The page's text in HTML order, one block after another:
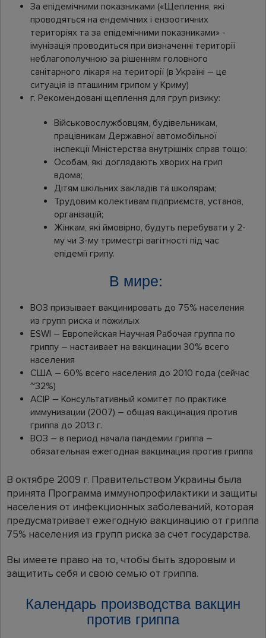
За епідемічними показниками («Щеплення, які
проводяться на ендемічних і ензоотичних
територіях та за епідемічними показниками» -
імунізація проводиться при визначенні території
неблагополучною за рішенням головного
санітарного лікаря на території (в Україні – це
ситуація із пташиним грипом у Криму)
г. Рекомендовані щеплення для груп ризику:
Військовослужбовцям, будівельникам,
працівникам Державної автомобільної
інспекції Міністерства внутрішніх справ тощо;
Особам, які доглядають хворих на грип
вдома;
Дітям шкільних закладів та школярам;
Трудовим колективам підприємств, установ,
організацій;
Жінкам, які ймовірно, будуть перебувати у 2-
му чи 3-му триместрі вагітності під час
епідемії грипу.
В мире:
ВОЗ призывает вакцинировать до 75% населения
из групп риска и пожилых
ESWI – Европейская Научная Рабочая группа по
гриппу – настаивает на вакцинации 30% всего
населения
США – 60% всего населения до 2010 года (сейчас
~32%)
АСІР – Консультативный комитет по практике
иммунизации (2007) – общая вакцинация против
гриппа до 2013 г.
ВОЗ – в период начала пандемии гриппа –
обязательная ежегодная вакцинация против гриппа
В октябре 2009 г. Правительством Украины была
принята Программа иммунопрофилактики и защиты
населения от инфекционных заболеваний, которая
предусматривает ежегодную вакцинацию от гриппа
75% населения из групп риска за счет государства.
Вы имеете право на то, чтобы быть здоровым и
защитить себя и свою семью от гриппа.
Календарь производства вакцин
против гриппа